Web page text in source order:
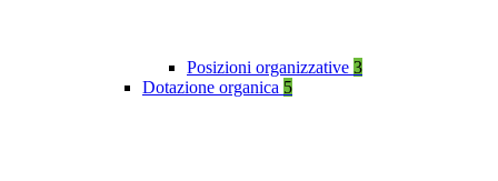
Posizioni organizzative 3
Dotazione organica 5